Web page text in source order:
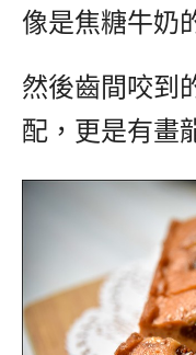
像是焦糖牛奶
然後齒間咬到
配，更是有畫